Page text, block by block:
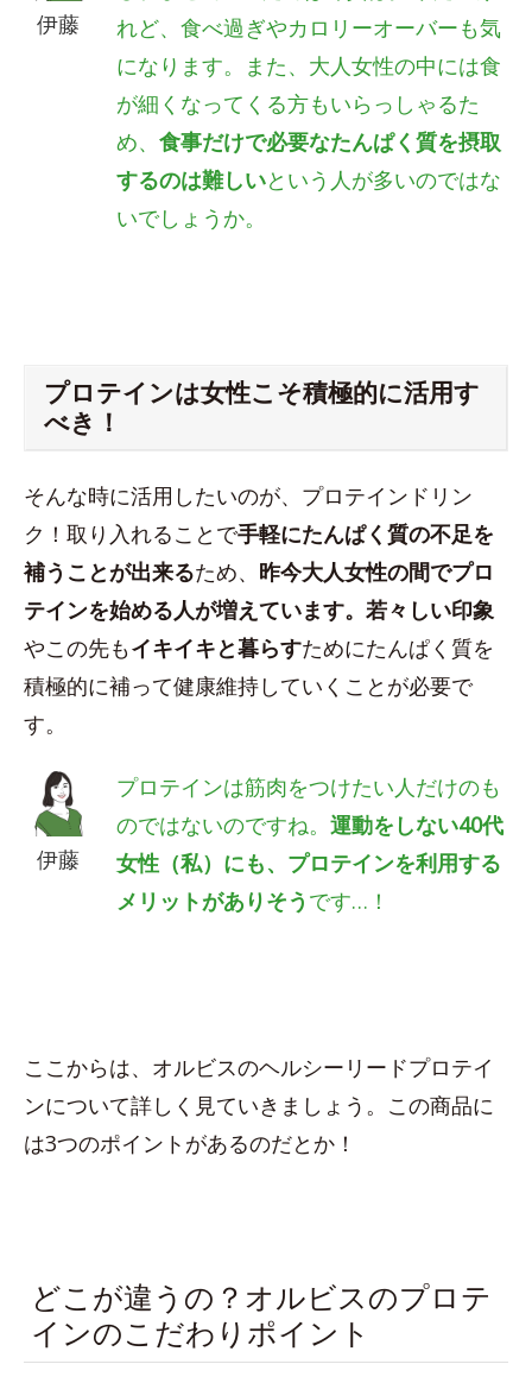
伊藤
れど、食べ過ぎやカロリーオーバーも気
になります。また、 大人女性の中には食
が細くなってくる方もいらっしゃるた
め、食事だけで必要なたんぱく質を摂取
するのは難しいという人が多いのではな
いでしょうか。
プロテインは女性こそ積極的に活用す
べき！
そんな時に活用したいのが、プロテインドリン
ク！取り入れることで手軽にたんぱく質の不足を
補うことが出来るため、 昨今大人女性の間でプロ
テインを始める人が増えています。若々しい印象
やこの先もイキイキと暮らすためにたんぱく質を
積極的に補って健康維持していくことが必要で
す。
伊藤
プロテインは筋肉をつけたい人だけのも
のではないのですね。運動をしない40代
女性（私）にも、プロテインを利用する
メリットがありそう です…！
ここからは、オルビスのヘルシーリードプロテイ
ンについて詳しく見ていきましょう。この商品に
は3つのポイントがあるのだとか！
どこが違うの？オルビスのプロテ
インのこだわりポイント